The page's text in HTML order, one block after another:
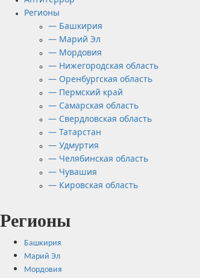
Регионы
— Башкирия
— Марий Эл
— Мордовия
— Нижегородская область
— Оренбургская область
— Пермский край
— Самарская область
— Свердловская область
— Татарстан
— Удмуртия
— Челябинская область
— Чувашия
— Кировская область
Регионы
Башкирия
Марий Эл
Мордовия